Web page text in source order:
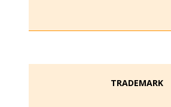
TRADEMARK